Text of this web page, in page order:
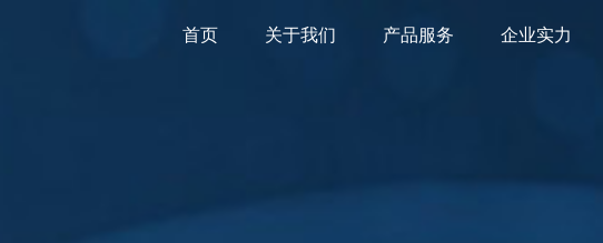
首页 关于我们 产品服务 企业实力